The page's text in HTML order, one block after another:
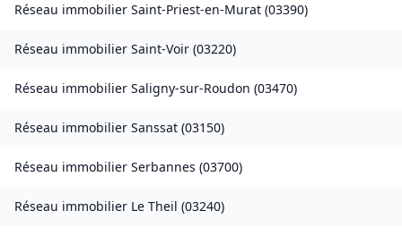
Réseau immobilier Saint-Priest-en-Murat (03390)
Réseau immobilier Saint-Voir (03220)
Réseau immobilier Saligny-sur-Roudon (03470)
Réseau immobilier Sanssat (03150)
Réseau immobilier Serbannes (03700)
Réseau immobilier Le Theil (03240)